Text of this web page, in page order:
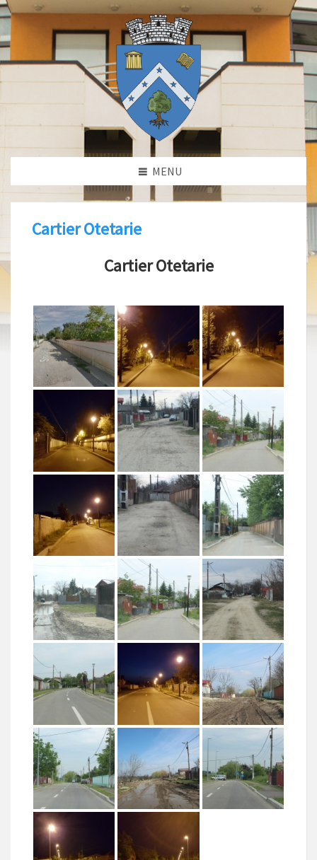
MENU
Cartier Otetarie
Cartier Otetarie